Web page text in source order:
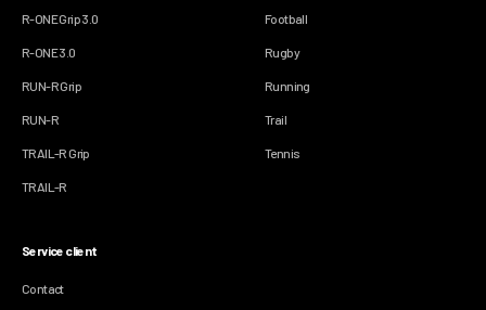
R-ONE Grip 3.0
R-ONE 3.0
RUN-R Grip
RUN-R
TRAIL-R Grip
TRAIL-R
Football
Rugby
Running
Trail
Tennis
Service client
Contact